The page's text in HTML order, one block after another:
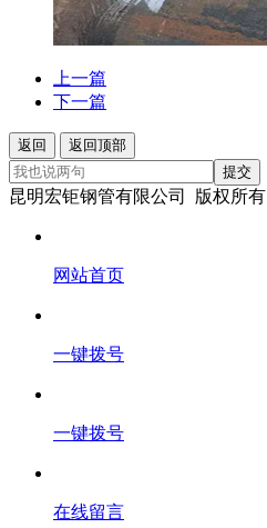
上一篇
下一篇
返回
返回顶部
提交
昆明宏钜钢管有限公司 版权所有
网站首页
一键拨号
一键拨号
在线留言